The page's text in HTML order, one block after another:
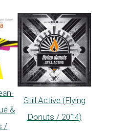
&
/
Still Active (Flying
Donuts / 2014)